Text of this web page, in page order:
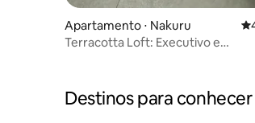
Apartamento ⋅ Nakuru
Terracotta Loft: Executivo e
Destinos para conhecer